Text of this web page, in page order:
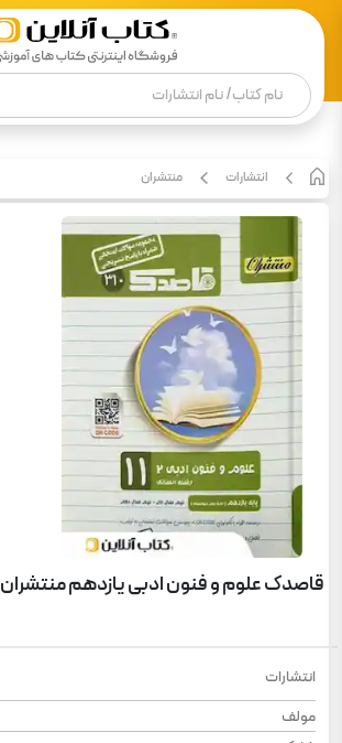
انتشارات منتشران
قاصدک علوم و فنون ادبی یازدهم منتشران
انتشارات
مولف